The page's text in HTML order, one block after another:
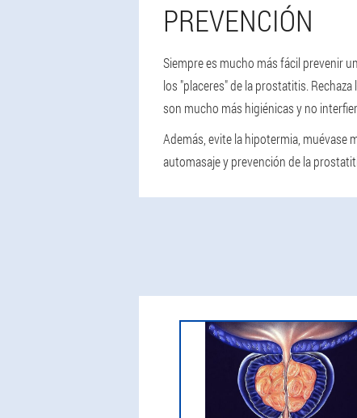
PREVENCIÓN
Siempre es mucho más fácil prevenir
los "placeres" de la prostatitis.
son mucho más higiénicas y no
Además, evite la hipotermia, muévase
automasaje y prevención de la